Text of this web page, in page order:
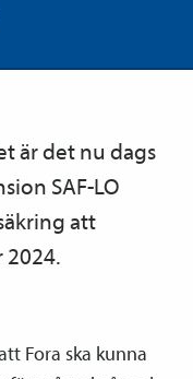
är det nu dags
SAF-LO
att
Fora ska kunna